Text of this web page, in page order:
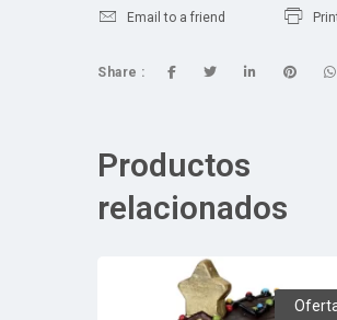
Email to a friend
Share :
Productos
relacionados